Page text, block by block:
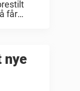
får
nye